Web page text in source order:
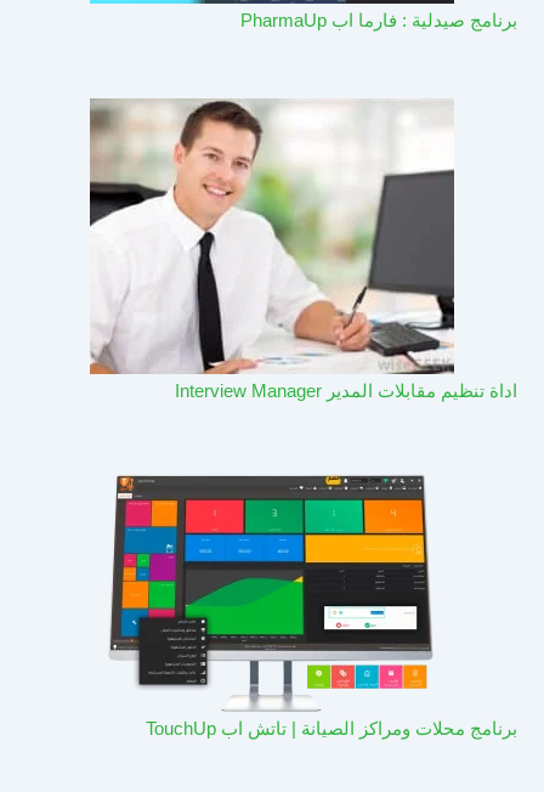
برنامج صيدلية : فارما اب PharmaUp​
اداة تنظيم مقابلات المدير Interview Manager
برنامج محلات ومراكز الصيانة | تاتش اب TouchUp